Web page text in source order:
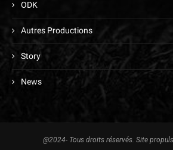
ODK
Autres Productions
Story
News
@2024- Tous droits réservés. Site